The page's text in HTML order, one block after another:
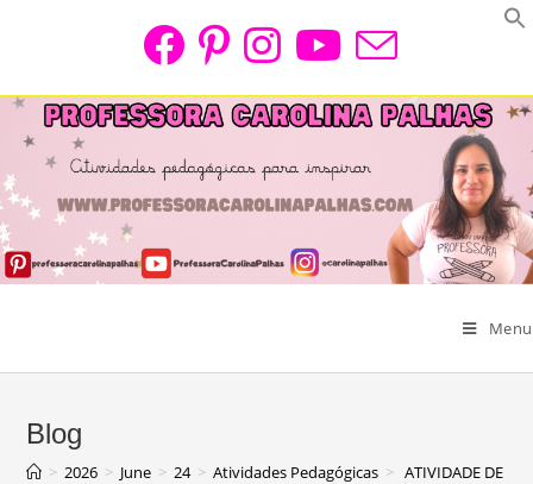
Menu
Blog
> 2026 > June > 24 > Atividades Pedagógicas > ATIVIDADE DE